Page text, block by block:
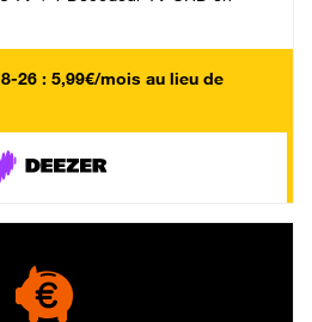
26 : 5,99€/mois au lieu de